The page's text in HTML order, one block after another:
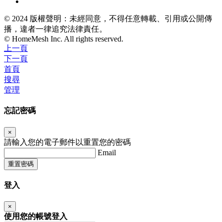
© 2024 版權聲明：未經同意，不得任意轉載、引用或公開傳
播，違者一律追究法律責任。
© HomeMesh Inc. All rights reserved.
上一頁
下一頁
首頁
搜尋
管理
忘記密碼
×
請輸入您的電子郵件以重置您的密碼
Email
重置密碼
登入
×
使用您的帳號登入